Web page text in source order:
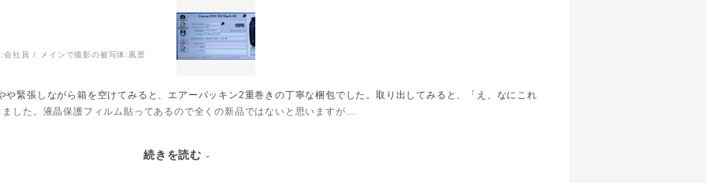
会社員 メインで撮影の被写体: 風景
や緊張しながら箱を空けてみると、エアーパッキン2重巻きの丁寧な梱包でした。取り出してみると、「え、なにこれ
した。液晶保護フィルム貼ってあるので全くの新品ではないと思いますが…
続きを読む